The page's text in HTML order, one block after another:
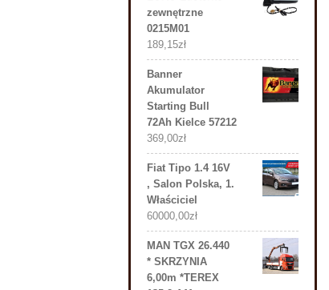
zewnętrzne
0215M01
189,15zł
Banner
Akumulator
Starting Bull
72Ah Kielce 57212
369,00zł
Fiat Tipo 1.4 16V
, Salon Polska, 1.
Właściciel
60000,00zł
MAN TGX 26.440
* SKRZYNIA
6,00m *TEREX